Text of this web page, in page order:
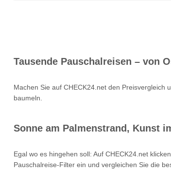
Tausende Pauschalreisen – von
Machen Sie auf CHECK24.net den Preisvergleich
baumeln.
Sonne am Palmenstrand, Kunst
Egal wo es hingehen soll: Auf CHECK24.net
Pauschalreise-Filter ein und vergleichen Sie die